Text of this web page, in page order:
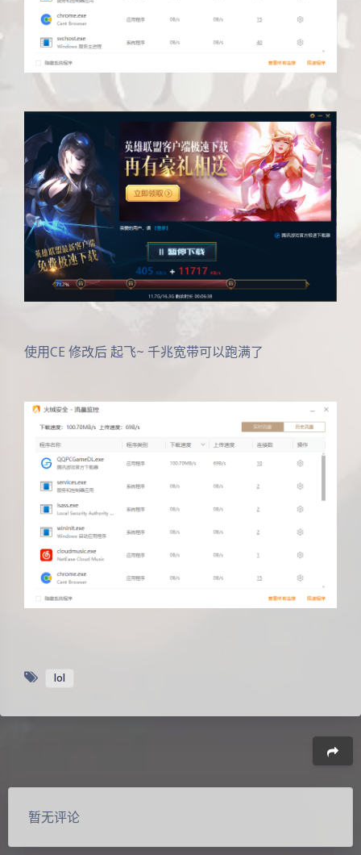
深阴影
使用CE 修改后 起飞~ 千兆宽带可以跑满了
lol
豆
暂无评论